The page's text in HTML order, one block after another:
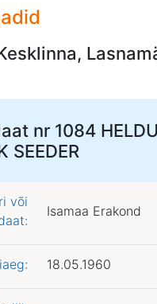
nr 1084
SEEDER
või
Isamaa Erakond
18.05.1960